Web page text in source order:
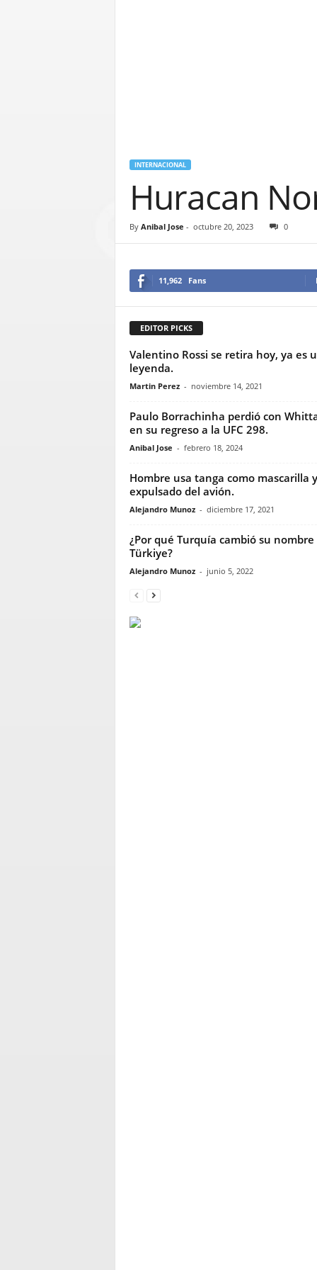
INTERNACIONAL
Huracan
By Anibal Jose - octubre 20, 2023 0
11,962 Fans
EDITOR PICKS
Valentino Rossi se retira hoy, ya es
leyenda.
Martin Perez - noviembre 14, 2021
Paulo Borrachinha perdió con
en su regreso a la UFC 298.
Anibal Jose - febrero 18, 2024
Hombre usa tanga como mascarilla
expulsado del avión.
Alejandro Munoz - diciembre 17, 2021
¿Por qué Turquía cambió su nombre
Türkiye?
Alejandro Munoz - junio 5, 2022